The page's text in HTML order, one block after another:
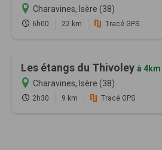
Charavines, Isère (38)
6h00 22 km Tracé GPS
Les étangs du Thivoley à 4km
Charavines, Isère (38)
2h30 9 km Tracé GPS